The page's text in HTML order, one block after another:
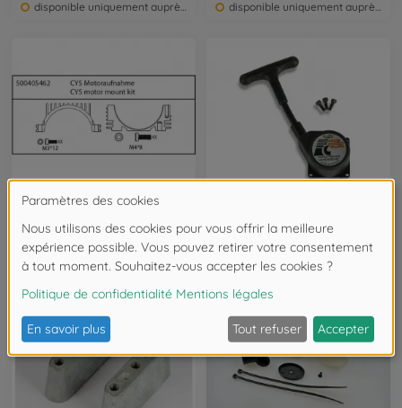
disponible uniquement auprès du service clientèle disponible uniquement auprès du service clientèle
500405462 500054648